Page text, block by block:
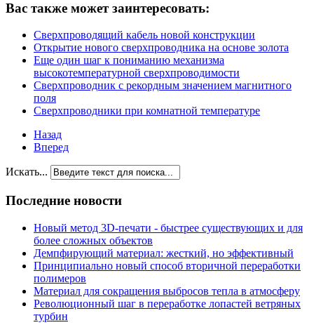
Вас также может заинтересовать:
Сверхпроводящий кабель новой конструкции
Открытие нового сверхпроводника на основе золота
Еще один шаг к пониманию механизма
высокотемпературной сверхпроводимости
Сверхпроводник с рекордным значением магнитного
поля
Сверхпроводники при комнатной температуре
Назад
Вперед
Искать...
Последние новости
Новый метод 3D-печати - быстрее существующих и для
более сложных объектов
Демпфирующий материал: жесткий, но эффективный
Принципиально новый способ вторичной переработки
полимеров
Материал для сокращения выбросов тепла в атмосферу
Революционный шаг в переработке лопастей ветряных
турбин